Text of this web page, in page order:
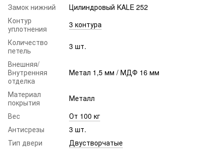
Замок нижний
Цилиндровый KALE 252
Контур
уплотнения
3 контура
Количество
петель
3 шт.
Внешняя/
Внутренняя
отделка
Метал 1,5 мм / МДФ 16 мм
Материал
покрытия
Металл
Вес
От 100 кг
Антисрезы
3 шт.
Тип двери
Двустворчатые